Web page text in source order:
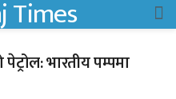
भारतीय पम्पमा